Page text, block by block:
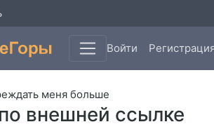
Войти
внешней ссылке
меня больше